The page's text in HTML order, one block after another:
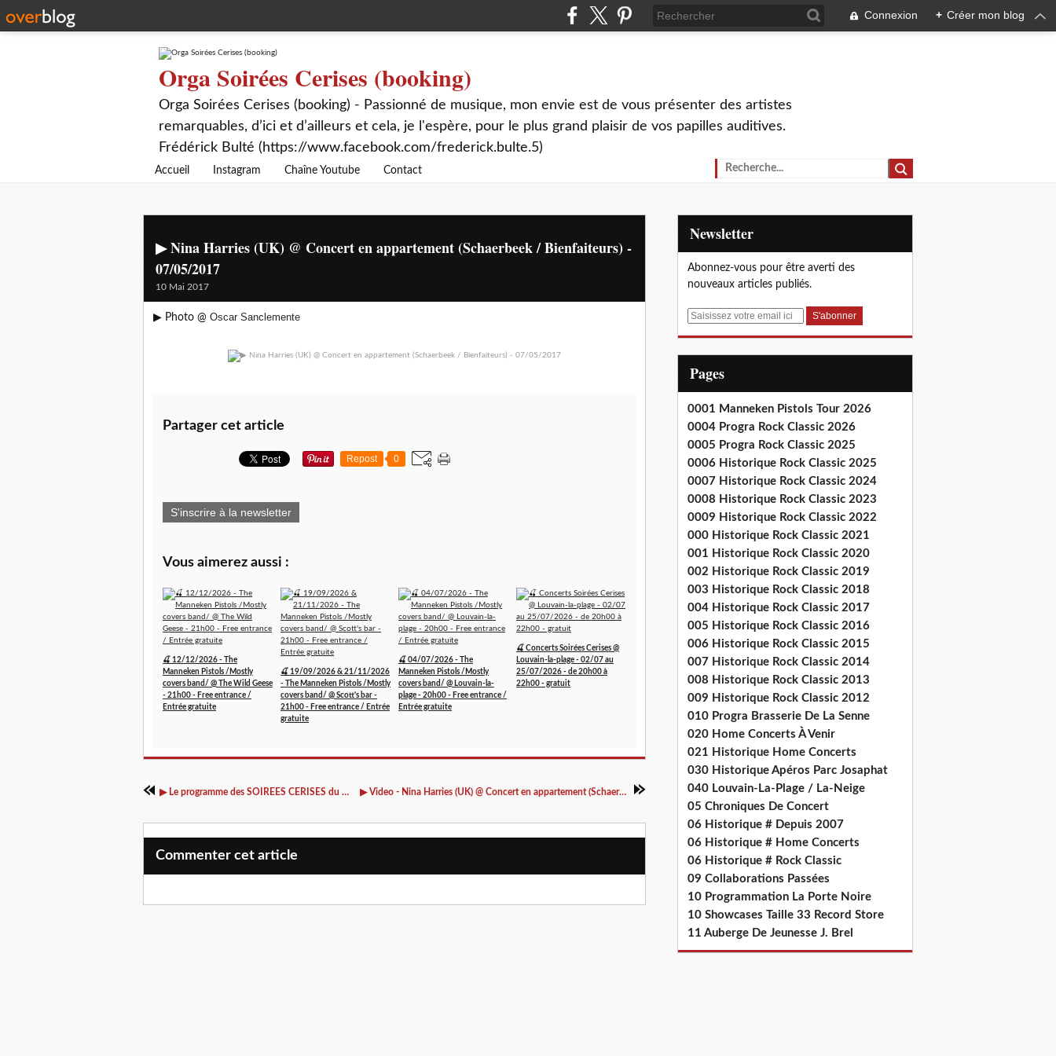
Connexion + Créer mon blog
Orga Soirées Cerises (booking)
Orga Soirées Cerises (booking) - Passionné de musique, mon envie est de vous présenter des artistes
remarquables, d’ici et d’ailleurs et cela, je l'espère, pour le plus grand plaisir de vos papilles auditives.
Frédérick Bulté (https://www.facebook.com/frederick.bulte.5)
Accueil Instagram Chaîne Youtube Contact
▶ Nina Harries (UK) @ Concert en appartement (Schaerbeek / Bienfaiteurs) -
07/05/2017
10 Mai 2017
▶ Photo @ Oscar Sanclemente
Partager cet article
Repost 0
S'inscrire à la newsletter
Vous aimerez aussi :
🍒 12/12/2026 - The
Manneken Pistols /Mostly
covers band/ @ The Wild Geese
- 21h00 - Free entrance /
Entrée gratuite
🍒 19/09/2026 & 21/11/2026
- The Manneken Pistols /Mostly
covers band/ @ Scott's bar -
21h00 - Free entrance / Entrée
gratuite
🍒 04/07/2026 - The
Manneken Pistols /Mostly
covers band/ @ Louvain-la-
plage - 20h00 - Free entrance /
Entrée gratuite
🍒 Concerts Soirées Cerises @
Louvain-la-plage - 02/07 au
25/07/2026 - de 20h00 à
22h00 - gratuit
▶ Le programme des SOIREES CERISES du 10 au 20 mai 2017 inclus ▶ Video - Nina Harries (UK) @ Concert en appartement (Schaerbeek / Bienfaiteurs) - 07/05/2017
Commenter cet article
Newsletter
Abonnez-vous pour être averti des
nouveaux articles publiés.
E
Pages
0001 Manneken Pistols Tour 2026
0004 Progra Rock Classic 2026
0005 Progra Rock Classic 2025
0006 Historique Rock Classic 2025
0007 Historique Rock Classic 2024
0008 Historique Rock Classic 2023
0009 Historique Rock Classic 2022
000 Historique Rock Classic 2021
001 Historique Rock Classic 2020
002 Historique Rock Classic 2019
003 Historique Rock Classic 2018
004 Historique Rock Classic 2017
005 Historique Rock Classic 2016
006 Historique Rock Classic 2015
007 Historique Rock Classic 2014
008 Historique Rock Classic 2013
009 Historique Rock Classic 2012
010 Progra Brasserie De La Senne
020 Home Concerts À Venir
021 Historique Home Concerts
030 Historique Apéros Parc Josaphat
040 Louvain-La-Plage / La-Neige
05 Chroniques De Concert
06 Historique # Depuis 2007
06 Historique # Home Concerts
06 Historique # Rock Classic
09 Collaborations Passées
10 Programmation La Porte Noire
10 Showcases Taille 33 Record Store
11 Auberge De Jeunesse J. Brel